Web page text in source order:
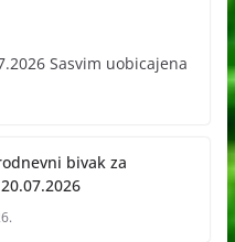
Sasvim uobicajena
bivak za